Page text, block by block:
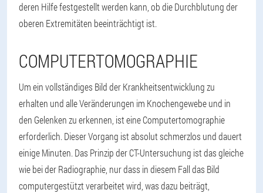
deren Hilfe festgestellt werden kann, ob die Durchblutung der
oberen Extremitäten beeinträchtigt ist.
COMPUTERTOMOGRAPHIE
Um ein vollständiges Bild der Krankheitsentwicklung zu
erhalten und alle Veränderungen im Knochengewebe und in
den Gelenken zu erkennen, ist eine Computertomographie
erforderlich. Dieser Vorgang ist absolut schmerzlos und dauert
einige Minuten. Das Prinzip der CT-Untersuchung ist das gleiche
wie bei der Radiographie, nur dass in diesem Fall das Bild
computergestützt verarbeitet wird, was dazu beiträgt,